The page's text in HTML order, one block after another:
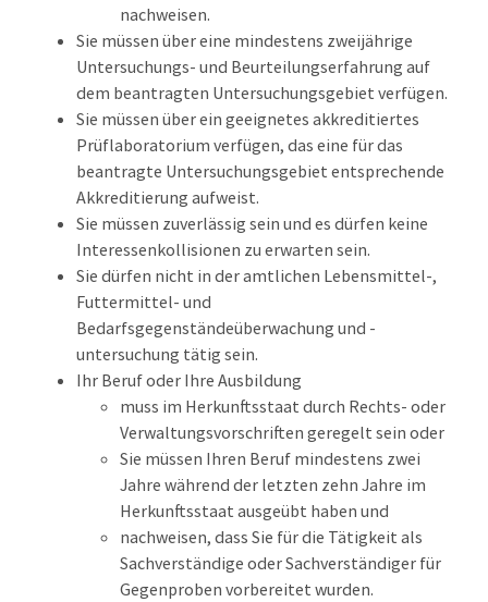
nachweisen.
Sie müssen über eine mindestens zweijährige
Untersuchungs- und Beurteilungserfahrung auf
dem beantragten Untersuchungsgebiet verfügen.
Sie müssen über ein geeignetes akkreditiertes
Prüflaboratorium verfügen, das eine für das
beantragte Untersuchungsgebiet entsprechende
Akkreditierung aufweist.
Sie müssen zuverlässig sein und es dürfen keine
Interessenkollisionen zu erwarten sein.
Sie dürfen nicht in der amtlichen Lebensmittel-,
Futtermittel- und
Bedarfsgegenständeüberwachung und -
untersuchung tätig sein.
Ihr Beruf oder Ihre Ausbildung
muss im Herkunftsstaat durch Rechts- oder
Verwaltungsvorschriften geregelt sein oder
Sie müssen Ihren Beruf mindestens zwei
Jahre während der letzten zehn Jahre im
Herkunftsstaat ausgeübt haben und
nachweisen, dass Sie für die Tätigkeit als
Sachverständige oder Sachverständiger für
Gegenproben vorbereitet wurden.